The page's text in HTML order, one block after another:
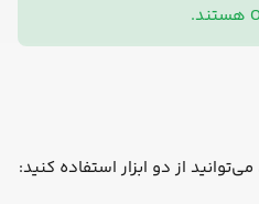
از دو ابزار استفاده کنید: